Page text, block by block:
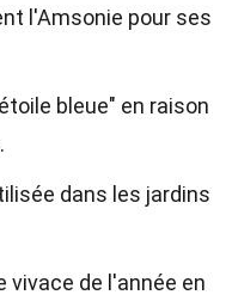
l'Amsonie pour ses
bleue" en raison
dans les jardins
vivace de l'année en